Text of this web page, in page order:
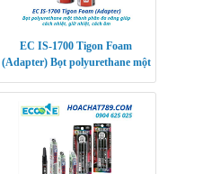
EC IS-1700 Tigon Foam
(Adapter) Bọt polyurethane một
nhiệt, giữ nhiệt,